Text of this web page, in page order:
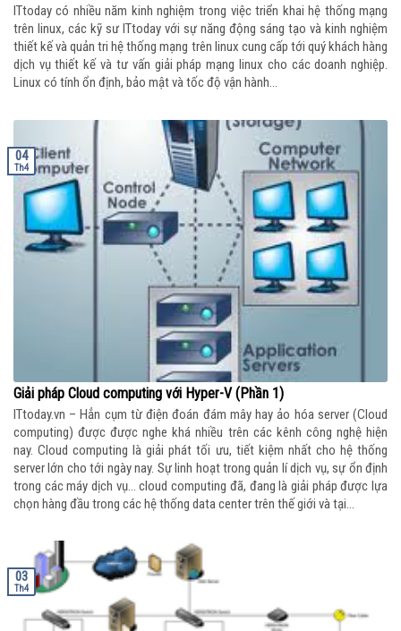
ITtoday có nhiều năm kinh nghiệm trong việc triển khai hệ thống mạng
trên linux, các kỹ sư ITtoday với sự năng động sáng tạo và kinh nghiệm
thiết kế và quản tri hệ thống mạng trên linux cung cấp tới quý khách hàng
dịch vụ thiết kế và tư vấn giải pháp mạng linux cho các doanh nghiệp.
Linux có tính ổn định, bảo mật và tốc độ vận hành...
Giải pháp Cloud computing với Hyper-V (Phần 1)
ITtoday.vn – Hẳn cụm từ điện đoán đám mây hay ảo hóa server (Cloud
computing) được được nghe khá nhiều trên các kênh công nghệ hiện
nay. Cloud computing là giải phát tối ưu, tiết kiệm nhất cho hệ thống
server lớn cho tới ngày nay. Sự linh hoạt trong quản lí dịch vụ, sự ổn định
trong các máy dịch vụ… cloud computing đã, đang là giải pháp được lựa
chọn hàng đầu trong các hệ thống data center trên thế giới và tại...
04
Th4
03
Th4